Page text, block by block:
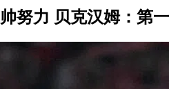
努力 贝克汉姆：第